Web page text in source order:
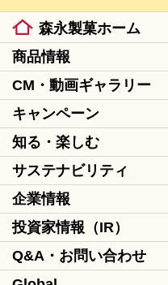
森永製菓ホーム
商品情報
CM・動画ギャラリー
キャンペーン
知る・楽しむ
サステナビリティ
企業情報
投資家情報（IR）
Q&A・お問い合わせ